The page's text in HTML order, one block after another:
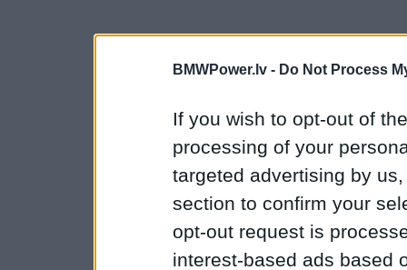
BMWPower.lv - Do Not Process
If you wish to opt-out of
processing of your
targeted advertising by
section to confirm your
opt-out request is
interest-based ads based